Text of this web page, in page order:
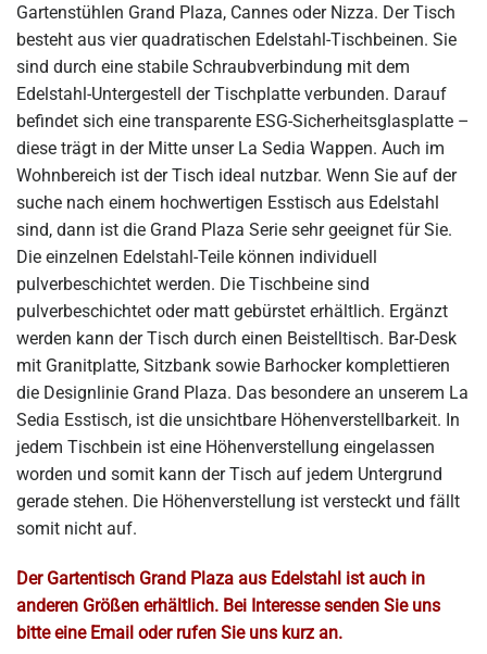
Gartenstühlen Grand Plaza, Cannes oder Nizza. Der Tisch
besteht aus vier quadratischen Edelstahl-Tischbeinen. Sie
sind durch eine stabile Schraubverbindung mit dem
Edelstahl-Untergestell der Tischplatte verbunden. Darauf
befindet sich eine transparente ESG-Sicherheitsglasplatte –
diese trägt in der Mitte unser La Sedia Wappen. Auch im
Wohnbereich ist der Tisch ideal nutzbar. Wenn Sie auf der
suche nach einem hochwertigen Esstisch aus Edelstahl
sind, dann ist die Grand Plaza Serie sehr geeignet für Sie.
Die einzelnen Edelstahl-Teile können individuell
pulverbeschichtet werden. Die Tischbeine sind
pulverbeschichtet oder matt gebürstet erhältlich. Ergänzt
werden kann der Tisch durch einen Beistelltisch. Bar-Desk
mit Granitplatte, Sitzbank sowie Barhocker komplettieren
die Designlinie Grand Plaza. Das besondere an unserem La
Sedia Esstisch, ist die unsichtbare Höhenverstellbarkeit. In
jedem Tischbein ist eine Höhenverstellung eingelassen
worden und somit kann der Tisch auf jedem Untergrund
gerade stehen. Die Höhenverstellung ist versteckt und fällt
somit nicht auf.
Der Gartentisch Grand Plaza aus Edelstahl ist auch in
anderen Größen erhältlich. Bei Interesse senden Sie uns
bitte eine Email oder rufen Sie uns kurz an.